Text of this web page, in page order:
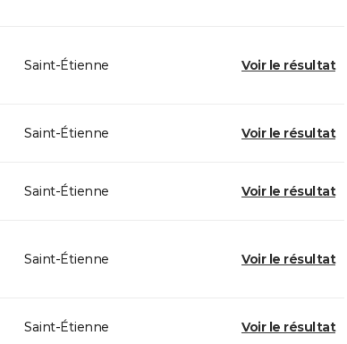
Saint-Étienne Voir le résultat
Saint-Étienne Voir le résultat
Saint-Étienne Voir le résultat
Saint-Étienne Voir le résultat
Saint-Étienne Voir le résultat